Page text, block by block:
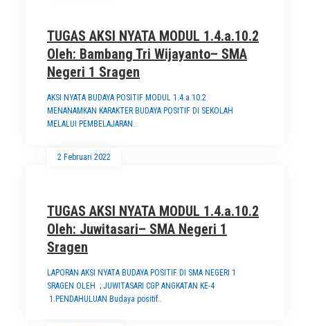
TUGAS AKSI NYATA MODUL 1.4.a.10.2
Oleh: Bambang Tri Wijayanto– SMA
Negeri 1 Sragen
AKSI NYATA BUDAYA POSITIF MODUL 1.4.a.10.2
MENANAMKAN KARAKTER BUDAYA POSITIF DI SEKOLAH
MELALUI PEMBELAJARAN..
2 Februari 2022
TUGAS AKSI NYATA MODUL 1.4.a.10.2
Oleh: Juwitasari– SMA Negeri 1
Sragen
LAPORAN AKSI NYATA BUDAYA POSITIF DI SMA NEGERI 1
SRAGEN OLEH ; JUWITASARI CGP ANGKATAN KE-4
1.PENDAHULUAN Budaya positif..